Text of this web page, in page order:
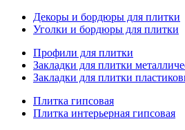
Декоры и бордюры для плитки
Уголки и бордюры для плитки
Профили для плитки
Закладки для плитки
Закладки для плитки
Плитка гипсовая
Плитка интерьерная гипсовая